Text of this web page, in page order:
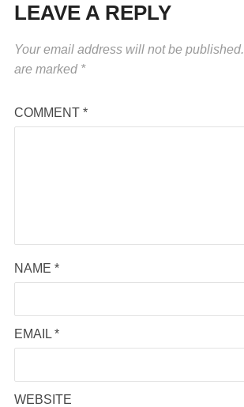
LEAVE A REPLY
Your email address will not be published.
are marked *
COMMENT *
NAME *
EMAIL *
WEBSITE